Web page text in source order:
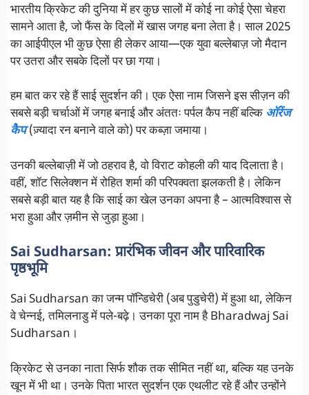
भारतीय क्रिकेट की दुनिया में हर कुछ सालों में कोई ना कोई ऐसा चेहरा
सामने आता है, जो फैंस के दिलों में खास जगह बना लेता है। साल 2025
का आईपीएल भी कुछ ऐसा ही लेकर आया—एक युवा बल्लेबाज़ जो मैदान
पर उतरा और सबके दिलों पर छा गया।
हम बात कर रहे हैं साई सुदर्शन की। एक ऐसा नाम जिसने इस सीज़न की
सबसे बड़ी चर्चाओं में जगह बनाई और अंततः पर्पल कैप नहीं बल्कि ऑरेंज
कैप(ज़्यादा रन बनाने वाले को) पर कब्ज़ा जमाया।
उनकी बल्लेबाज़ी में जो ठहराव है, वो विराट कोहली की याद दिलाता है।
वहीं, शॉट सिलेक्शन में रोहित शर्मा की परिपक्वता झलकती है। लेकिन
सबसे बड़ी बात यह है कि साई का खेल उनका अपना है – आत्मविश्वास से
भरा हुआ और ज़मीन से जुड़ा हुआ।
Sai Sudharsan: प्रारंभिक जीवन और पारिवारिक
पृष्ठभूमि
Sai Sudharsan का जन्म पॉन्डिचेरी (अब पुडुचेरी) में हुआ था, लेकिन
वे चेन्नई, तमिलनाडु में पले-बढ़े। उनका पूरा नाम है Bharadwaj Sai
Sudharsan।
क्रिकेट से उनका नाता सिर्फ शौक तक सीमित नहीं था, बल्कि यह उनके
खून में भी था। उनके पिता भारत सुदर्शन एक एथलीट रहे हैं और उन्होंने